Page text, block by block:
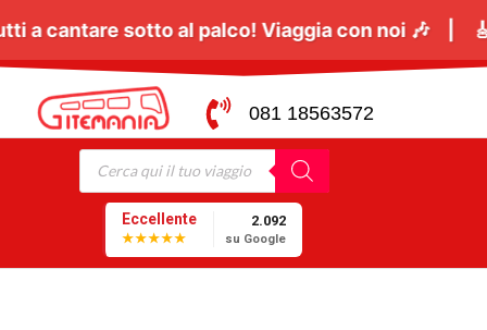
Il06 Giugnotutti a cantare sotto al palco!
081 18563572
Eccellente
★★★★★
2.092
su Google